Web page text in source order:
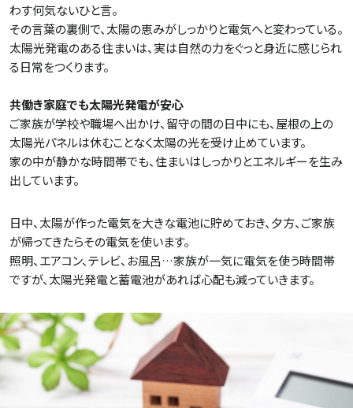
わす何気ないひと言。
その言葉の裏側で、太陽の恵みがしっかりと電気へと変わっている。
太陽光発電のある住まいは、実は自然の力をぐっと身近に感じられ
る日常をつくります。
共働き家庭でも太陽光発電が安心
ご家族が学校や職場へ出かけ、留守の間の日中にも、屋根の上の
太陽光パネルは休むことなく太陽の光を受け止めています。
家の中が静かな時間帯でも、住まいはしっかりとエネルギーを生み
出しています。
日中、太陽が作った電気を大きな電池に貯めておき、夕方、ご家族
が帰ってきたらその電気を使います。
照明、エアコン、テレビ、お風呂…家族が一気に電気を使う時間帯
ですが、太陽光発電と蓄電池があれば心配も減っていきます。